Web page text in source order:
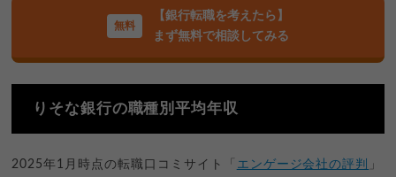
【銀行転職を考えたら】
まず無料で相談してみる
りそな銀行の職種別平均年収
2025年1月時点の転職口コミサイト「 エンゲージ会社の評判
」